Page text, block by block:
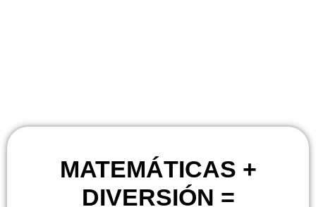
MATEMÁTICAS +
DIVERSIÓN =